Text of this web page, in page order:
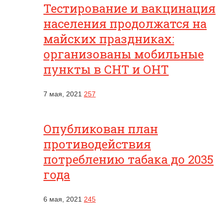
Тестирование и вакцинация
населения продолжатся на
майских праздниках:
организованы мобильные
пункты в СНТ и ОНТ
7 мая, 2021 257
Опубликован план
противодействия
потреблению табака до 2035
года
6 мая, 2021 245